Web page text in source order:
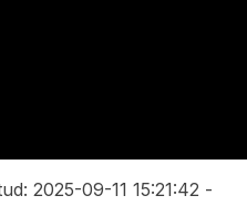
2025-09-11 15:21:42 -